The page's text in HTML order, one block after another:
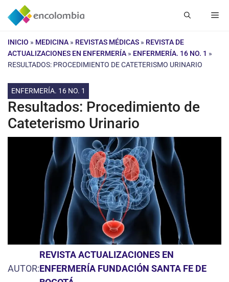
Saltar
INICIO » MEDICINA » REVISTAS MÉDICAS » REVISTA DE
ACTUALIZACIONES EN ENFERMERÍA » ENFERMERÍA. 16 NO. 1 »
RESULTADOS: PROCEDIMIENTO DE CATETERISMO URINARIO
ENFERMERÍA. 16 NO. 1
Resultados: Procedimiento de
Cateterismo Urinario
AUTOR:
REVISTA ACTUALIZACIONES EN
ENFERMERÍA FUNDACIÓN SANTA FE DE